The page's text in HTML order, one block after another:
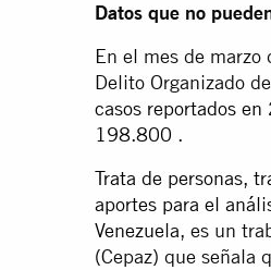
Datos que no
En el mes de
Delito Organizado
casos reportados
198.800 .
Trata de personas,
aportes para el
Venezuela, es un
(Cepaz) que señala